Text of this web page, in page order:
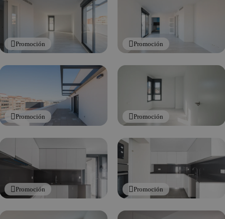
Promoción Promoción
Promoción Promoción
Promoción Promoción